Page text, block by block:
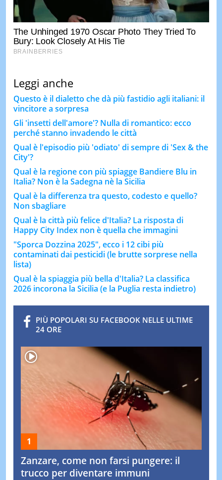
Leggi anche
Questo è il dialetto che dà più fastidio agli italiani: il
vincitore a sorpresa
Gli 'insetti dell'amore'? Nulla di romantico: ecco
perché stanno invadendo le città
Qual è l'episodio più 'odiato' di sempre di 'Sex & the
City'?
Qual è la regione con più spiagge Bandiere Blu in
Italia? Non è la Sadegna nè la Sicilia
Qual è la differenza tra questo, codesto e quello?
Non sbagliare
Qual è la città più felice d'Italia? La risposta di
Happy City Index non è quella che immagini
"Sporca Dozzina 2025", ecco i 12 cibi più
contaminati dai pesticidi (le brutte sorprese nella
lista)
Qual è la spiaggia più bella d'Italia? La classifica
2026 incorona la Sicilia (e la Puglia resta indietro)
PIÙ POPOLARI SU FACEBOOK NELLE ULTIME
24 ORE
Zanzare, come non farsi pungere: il
trucco per diventare immuni